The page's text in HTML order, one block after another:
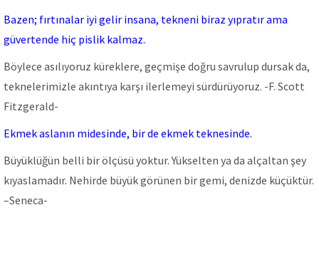
Bazen; fırtınalar iyi gelir insana, tekneni biraz yıpratır ama
güvertende hiç pislik kalmaz.
Böylece asılıyoruz küreklere, geçmişe doğru savrulup dursak da,
teknelerimizle akıntıya karşı ilerlemeyi sürdürüyoruz. -F. Scott
Fitzgerald-
Ekmek aslanın midesinde, bir de ekmek teknesinde.
Büyüklüğün belli bir ölçüsü yoktur. Yükselten ya da alçaltan şey
kıyaslamadır. Nehirde büyük görünen bir gemi, denizde küçüktür.
–Seneca-